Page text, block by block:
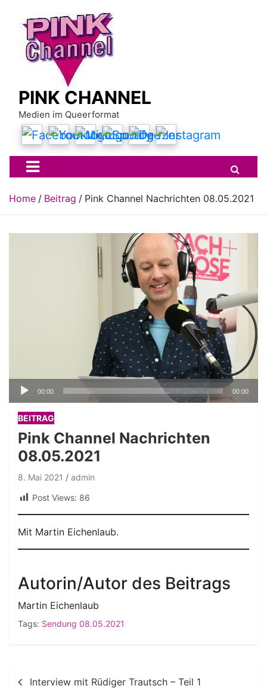
content
PINK CHANNEL
Medien im Queerformat
Home Beitrag Pink Channel Nachrichten 08.05.2021
Audio-
00:00 00:00
BEITRAG
Pink Channel Nachrichten
08.05.2021
8. Mai 2021
admin
Post Views: 86
Mit Martin Eichenlaub.
Autorin/Autor des Beitrags
Martin Eichenlaub
Tags: Sendung 08.05.2021
Beitragsnavigation
Interview mit Rüdiger Trautsch – Teil 1